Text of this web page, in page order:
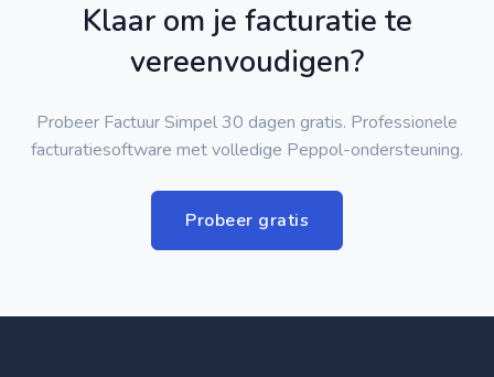
Klaar om je facturatie te
vereenvoudigen?
Probeer Factuur Simpel 30 dagen gratis. Professionele
facturatiesoftware met volledige Peppol-ondersteuning.
Probeer gratis